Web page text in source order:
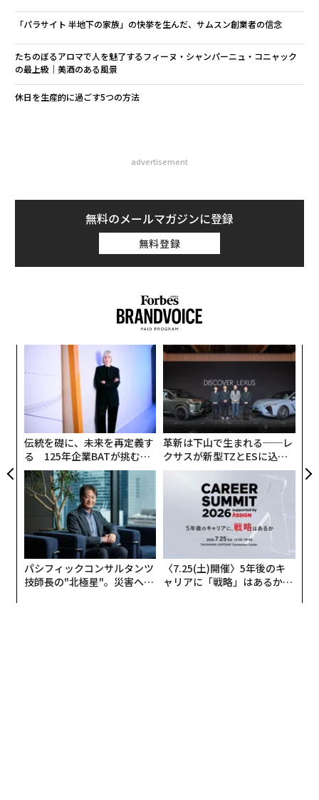
「パラサイト 半地下の家族」の快挙を生んだ、サムスン創業者の信念
たちのぼるアロマで人を魅了するフィーヌ・シャンパーニュ・コニャック
の最上級｜美酒のある風景
休日を生産的に過ごす5つの方法
advertisement
無料のメールマガジンに登録
無料登録
伝統を礎に、未来を再定義す
る 125年企業BATが挑むス
モークレスな未来
革新は下山で生まれる──レ
クサスが新型TZとESに込め
た「DISCOVER」の哲学
パシフィックコンサルタンツ
技師長の"北極星"。災害への
〈7.25(土)開催〉5年後のキ
ャリアに「戦略」はあるか。